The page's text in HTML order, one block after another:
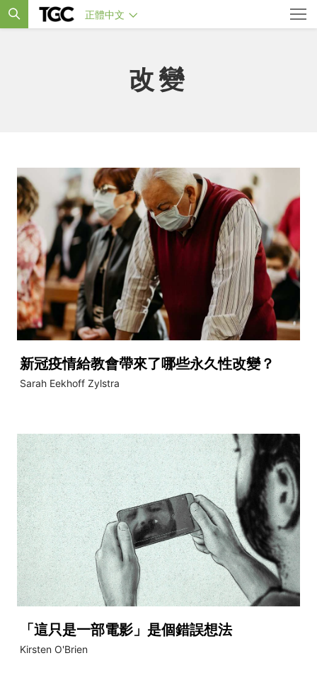
正體中文
改變
新冠疫情給教會帶來了哪些永久性改變？
Sarah Eekhoff Zylstra
「這只是一部電影」是個錯誤想法
Kirsten O'Brien